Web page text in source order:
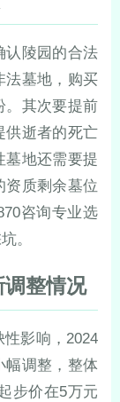
认陵园的合法
法墓地，购买
。其次要提前
供逝者的死亡
墓地还需要提
资质剩余墓位
咨询专业选
。
整情况
影响，2024
幅调整，整体
步价在5万元